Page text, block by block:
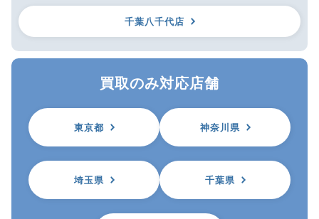
千葉八千代店
買取のみ対応店舗
東京都 神奈川県
埼玉県 千葉県